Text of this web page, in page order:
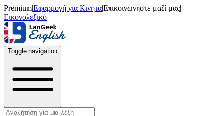
Premium|Εφαρμογή για Κινητά|Επικοινωνήστε μαζί μας|
Εικονολεξικό
Toggle navigation